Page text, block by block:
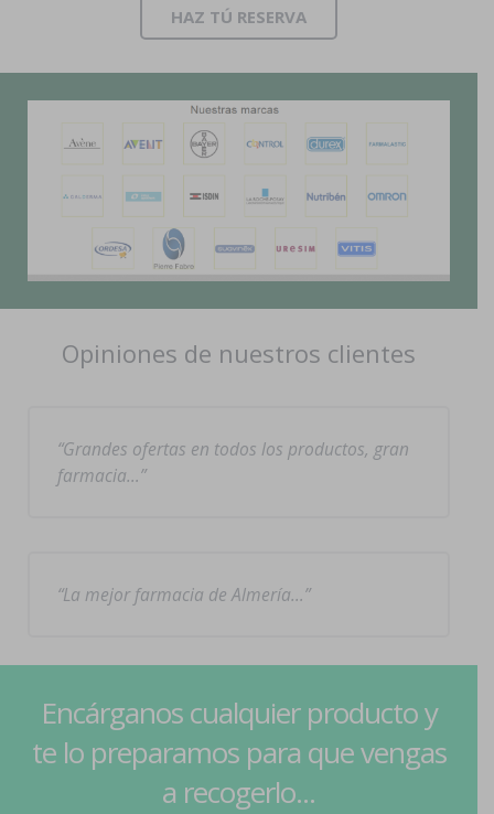
HAZ TÚ RESERVA
Opiniones de nuestros clientes
Grandes ofertas en todos los productos, gran
farmacia…
La mejor farmacia de Almería…
Encárganos cualquier producto y
te lo preparamos para que vengas
a recogerlo...